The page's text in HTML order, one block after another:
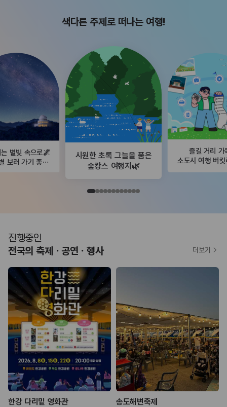
색다른 주제로 떠나는 여행!
별빛 속으로🌌
보러 가기 좋은
시원한 초록 그늘을 품은
숲캉스 여행지🌿
즐길 거리 가
소도시 여행 버킷
진행중인
전국의 축제ㆍ공연ㆍ행사
한강 다리밑 영화관 송도해변축제
더보기